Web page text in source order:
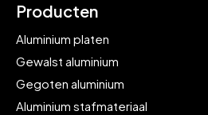
Producten
Aluminium platen
Gewalst aluminium
Gegoten aluminium
Aluminium stafmateriaal